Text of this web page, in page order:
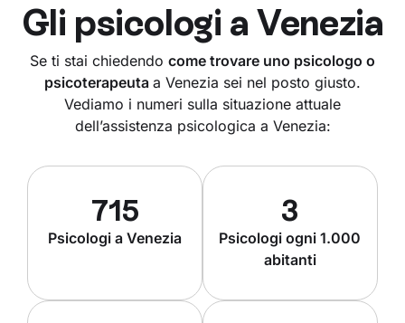
Gli psicologi aVenezia
Se ti stai chiedendo come trovare uno psicologo o
psicoterapeuta a Venezia sei nel posto giusto.
Vediamo i numeri sulla situazione attuale
dell’assistenza psicologica a Venezia:
715
Psicologi a Venezia
3
Psicologi ogni 1.000
abitanti